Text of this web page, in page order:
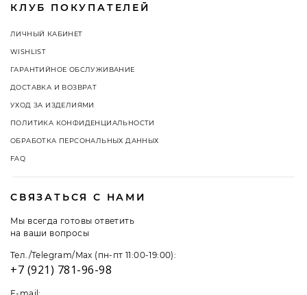
КЛУБ ПОКУПАТЕЛЕЙ
ЛИЧНЫЙ КАБИНЕТ
WISHLIST
ГАРАНТИЙНОЕ ОБСЛУЖИВАНИЕ
ДОСТАВКА И ВОЗВРАТ
УХОД ЗА ИЗДЕЛИЯМИ
ПОЛИТИКА КОНФИДЕНЦИАЛЬНОСТИ
ОБРАБОТКА ПЕРСОНАЛЬНЫХ ДАННЫХ
FAQ
СВЯЗАТЬСЯ С НАМИ
Мы всегда готовы ответить
на ваши вопросы
Тел./Telegram/Max (пн-пт 11:00-19:00):
+7 (921) 781-96-98